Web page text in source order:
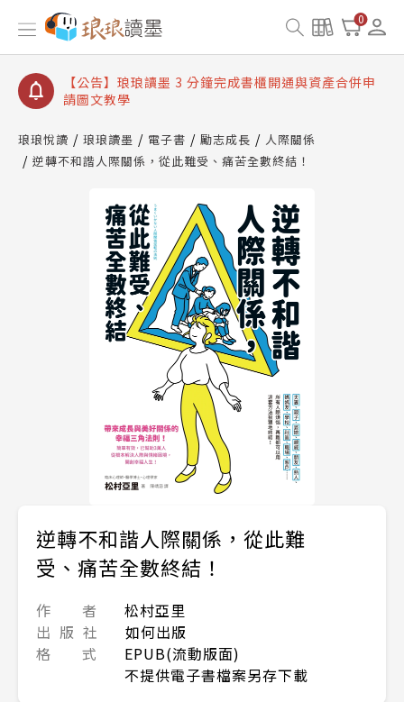
0
【公告】琅琅讀墨數位閱讀資產合併與書櫃開通申請
【公告】琅琅讀墨書櫃開通常見問題
【公告】琅琅讀墨 3 分鐘完成書櫃開通與資產合併申
請圖文教學
查詢
【公告】琅琅讀墨數位閱讀資產合併與書櫃開通申請
琅琅悅讀 琅琅讀墨 電子書 勵志成長
人際關係
逆轉不和諧人際關係，從此難受、痛苦全數終結！
逆轉不和諧人際關係，從此難
受、痛苦全數終結！
作 者
松村亞里
出 版 社
如何出版
格 式
EPUB(流動版面)
不提供電子書檔案另存下載